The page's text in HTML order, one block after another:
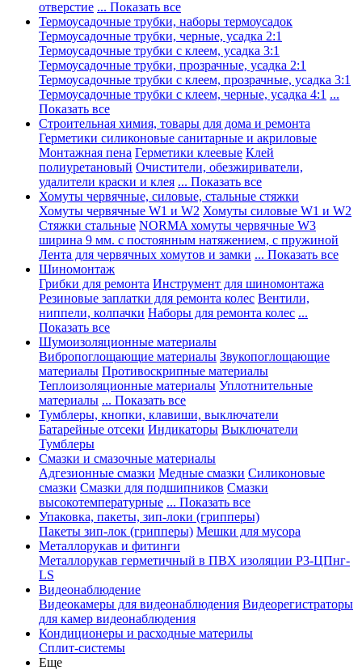
отверстие ... Показать все
Термоусадочные трубки, наборы термоусадок
Термоусадочные трубки, черные, усадка 2:1
Термоусадочные трубки с клеем, усадка 3:1
Термоусадочные трубки, прозрачные, усадка 2:1
Термоусадочные трубки с клеем, прозрачные, усадка 3:1
Термоусадочные трубки с клеем, черные, усадка 4:1 ...
Показать все
Строительная химия, товары для дома и ремонта
Герметики силиконовые санитарные и акриловые
Монтажная пена Герметики клеевые Клей
полиуретановый Очистители, обезжириватели,
удалители краски и клея ... Показать все
Хомуты червячные, силовые, стальные стяжки
Хомуты червячные W1 и W2 Хомуты силовые W1 и W2
Стяжки стальные NORMA хомуты червячные W3
ширина 9 мм. с постоянным натяжением, с пружиной
Лента для червячных хомутов и замки ... Показать все
Шиномонтаж
Грибки для ремонта Инструмент для шиномонтажа
Резиновые заплатки для ремонта колес Вентили,
ниппели, колпачки Наборы для ремонта колес ...
Показать все
Шумоизоляционные материалы
Вибропоглощающие материалы Звукопоглощающие
материалы Противоскрипные материалы
Теплоизоляционные материалы Уплотнительные
материалы ... Показать все
Тумблеры, кнопки, клавиши, выключатели
Батарейные отсеки Индикаторы Выключатели
Тумблеры
Смазки и смазочные материалы
Адгезионные смазки Медные смазки Силиконовые
смазки Смазки для подшипников Смазки
высокотемпературные ... Показать все
Упаковка, пакеты, зип-локи (грипперы)
Пакеты зип-лок (грипперы) Мешки для мусора
Металлорукав и фитинги
Металлорукав герметичный в ПВХ изоляции Р3-ЦПнг-
LS
Видеонаблюдение
Видеокамеры для видеонаблюдения Видеорегистраторы
для камер видеонаблюдения
Кондиционеры и расходные материлы
Сплит-системы
Еще